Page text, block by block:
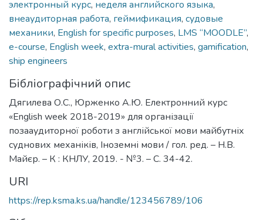
электронный курс, неделя английского языка,
внеаудиторная работа, геймификация, судовые
механики, English for specific purposes, LMS “MOODLE”,
e-course, English week, extra-mural activities, gamification,
ship engineers
Бібліографічний опис
Дягилева О.С., Юрженко А.Ю. Електронний курс
«English week 2018-2019» для організації
позааудиторної роботи з англійської мови майбутніх
суднових механіків, Іноземні мови / гол. ред. – Н.В.
Майєр. – К : КНЛУ, 2019. - №3. – С. 34-42.
URI
https://rep.ksma.ks.ua/handle/123456789/106